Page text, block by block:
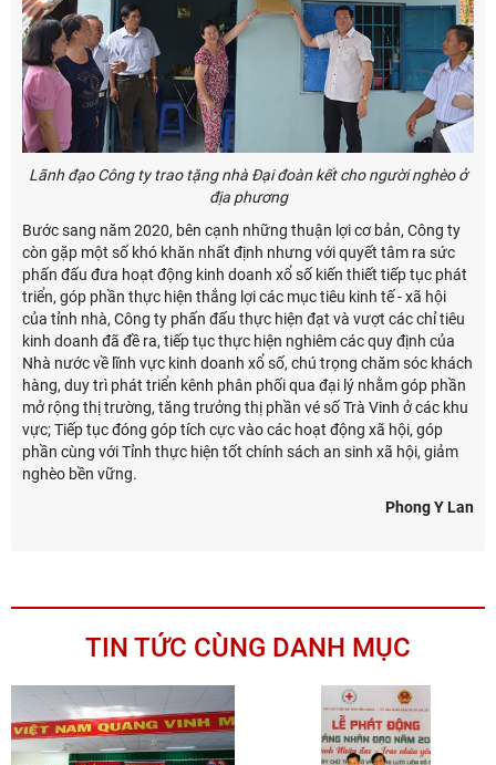
Lãnh đạo Công ty trao tặng nhà Đại đoàn kết cho người nghèo ở
địa phương
Bước sang năm 2020, bên cạnh những thuận lợi cơ bản, Công ty
còn gặp một số khó khăn nhất định nhưng với quyết tâm ra sức
phấn đấu đưa hoạt động kinh doanh xổ số kiến thiết tiếp tục phát
triển, góp phần thực hiện thắng lợi các mục tiêu kinh tế - xã hội
của tỉnh nhà, Công ty phấn đấu thực hiện đạt và vượt các chỉ tiêu
kinh doanh đã đề ra, tiếp tục thực hiện nghiêm các quy định của
Nhà nước về lĩnh vực kinh doanh xổ số, chú trọng chăm sóc khách
hàng, duy trì phát triển kênh phân phối qua đại lý nhằm góp phần
mở rộng thị trường, tăng trưởng thị phần vé số Trà Vinh ở các khu
vực; Tiếp tục đóng góp tích cực vào các hoạt động xã hội, góp
phần cùng với Tỉnh thực hiện tốt chính sách an sinh xã hội, giảm
nghèo bền vững.
Phong Y Lan
TIN TỨC CÙNG DANH MỤC